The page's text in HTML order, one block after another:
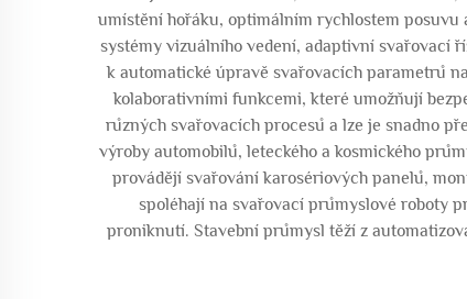
umístění hořáku, optimálním rychlostem
systémy vizuálního vedení, adaptivní svařovací
k automatické úpravě svařovacích parametrů
kolaborativními funkcemi, které umožňují
různých svařovacích procesů a lze je snadno
výroby automobilů, leteckého a kosmického
provádějí svařování karosériových panelů,
spoléhají na svařovací průmyslové roboty
proniknutí. Stavební průmysl těží z